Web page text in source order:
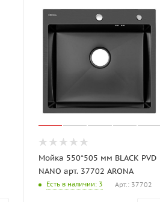
Мойка 550*505 мм BLACK PVD
NANO арт. 37702 ARONA
Есть в наличии: 3 Арт.: 37702